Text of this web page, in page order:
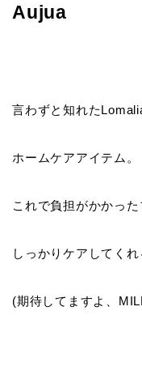
Aujua
言わずと知れた
ホームケアアイテム。
これで負担がかかっ
しっかりケアしてくれ
(期待してますよ、